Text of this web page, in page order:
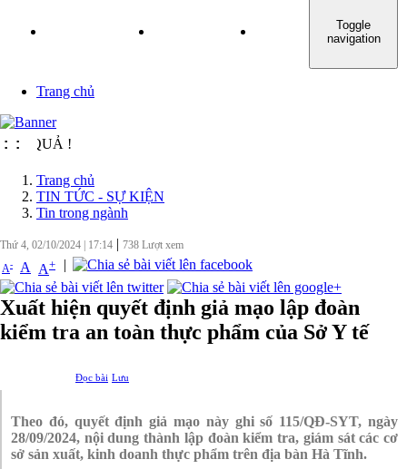
TIN TỨC - SỰ KIỆN
Toggle
navigation
Trang chủ
: :
QUẢ !
Trang chủ
TIN TỨC - SỰ KIỆN
Tin trong ngành
Thứ 4, 02/10/2024 17:14 | 738 Lượt xem
A- A A+ |
Xuất hiện quyết định giả mạo lập đoàn
kiểm tra an toàn thực phẩm của Sở Y tế
Đọc bài Lưu
Theo đó, quyết định giả mạo này ghi số 115/QĐ-SYT, ngày
28/09/2024, nội dung thành lập đoàn kiểm tra, giám sát các cơ
sở sản xuất, kinh doanh thực phẩm trên địa bàn Hà Tĩnh.